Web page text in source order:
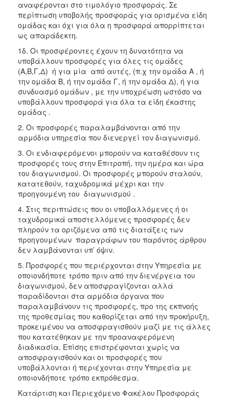
αναφέρονται στο τιμολόγιο προσφοράς. Σε
περίπτωση υποβολής προσφοράς για ορισμένα είδη
ομάδας και όχι για όλα η προσφορά απορρίπτεται
ως απαράδεκτη.
1δ. Οι προσφέροντες έχουν τη δυνατότητα να
υποβάλλουν προσφορές για όλες τις ομάδες
(Α,Β,Γ,Δ) ή για μία από αυτές, (π.χ την ομάδα Α , ή
την ομάδα Β, ή την ομάδα Γ, ή την ομάδα Δ), ή για
συνδυασμό ομάδων , με την υποχρέωση ωστόσο να
υποβάλλουν προσφορά για όλα τα είδη έκαστης
ομάδας .
2. Οι προσφορές παραλαμβάνονται από την
αρμόδια υπηρεσία που διενεργεί τον διαγωνισμό.
3. Οι ενδιαφερόμενοι μπορούν να καταθέσουν τις
προσφορές τους στην Επιτροπή, την ημέρα και ώρα
του διαγωνισμού. Οι προσφορές μπορούν σταλούν,
κατατεθούν, ταχυδρομικά μέχρι και την
προηγουμένη του διαγωνισμού .
4. Στις περιπτώσεις που οι υποβαλλόμενες ή οι
ταχυδρομικά αποστελλόμενες προσφορές δεν
πληρούν τα οριζόμενα από τις διατάξεις των
προηγουμένων παραγράφων του παρόντος άρθρου
δεν λαμβάνονται υπ’ όψιν.
5. Προσφορές που περιέρχονται στην Υπηρεσία με
οποιονδήποτε τρόπο πριν από την διενέργεια του
διαγωνισμού, δεν αποσφραγίζονται αλλά
παραδίδονται στα αρμόδια όργανα που
παραλαμβάνουν τις προσφορές, προ της εκπνοής
της προθεσμίας που καθορίζεται από την προκήρυξη,
προκειμένου να αποσφραγισθούν μαζί με τις άλλες
που κατατέθηκαν με την προαναφερόμενη
διαδικασία. Επίσης επιστρέφονται χωρίς να
αποσφραγισθούν και οι προσφορές που
υποβάλλονται ή περιέχονται στην Υπηρεσία με
οποιονδήποτε τρόπο εκπρόθεσμα.
Κατάρτιση και Περιεχόμενο Φακέλου Προσφοράς